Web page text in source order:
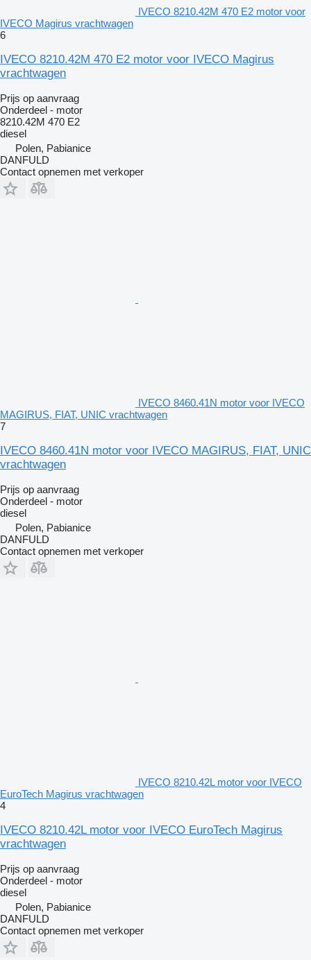
IVECO 8210.42M 470 E2 motor voor
IVECO Magirus vrachtwagen
6
IVECO 8210.42M 470 E2 motor voor IVECO Magirus
vrachtwagen
Prijs op aanvraag
Onderdeel - motor
8210.42M 470 E2
diesel
Polen, Pabianice
DANFULD
Contact opnemen met verkoper
IVECO 8460.41N motor voor IVECO
MAGIRUS, FIAT, UNIC vrachtwagen
7
IVECO 8460.41N motor voor IVECO MAGIRUS, FIAT, UNIC
vrachtwagen
Prijs op aanvraag
Onderdeel - motor
diesel
Polen, Pabianice
DANFULD
Contact opnemen met verkoper
IVECO 8210.42L motor voor IVECO
EuroTech Magirus vrachtwagen
4
IVECO 8210.42L motor voor IVECO EuroTech Magirus
vrachtwagen
Prijs op aanvraag
Onderdeel - motor
diesel
Polen, Pabianice
DANFULD
Contact opnemen met verkoper